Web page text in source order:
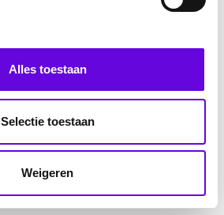
Alles toestaan
Selectie toestaan
Weigeren